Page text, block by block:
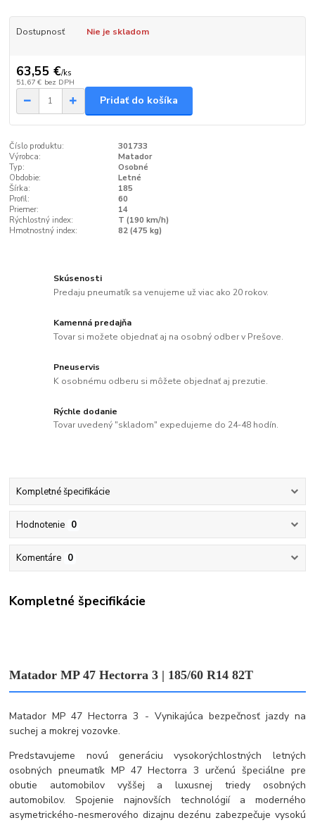
Dostupnosť Nie je skladom
63,55 €/ks
51,67 € bez DPH
Pridať do košíka
Číslo produktu:
301733
Výrobca:
Matador
Typ:
Osobné
Obdobie:
Letné
Šírka:
185
Profil:
60
Priemer:
14
Rýchlostný index:
T (190 km/h)
Hmotnostný index:
82 (475 kg)
Skúsenosti
Predaju pneumatík sa venujeme už viac ako 20 rokov.
Kamenná predajňa
Tovar si možete objednať aj na osobný odber v Prešove.
Pneuservis
K osobnému odberu si môžete objednať aj prezutie.
Rýchle dodanie
Tovar uvedený "skladom" expedujeme do 24-48 hodín.
Kompletné špecifikácie
Hodnotenie 0
Komentáre 0
Kompletné špecifikácie
Matador MP 47 Hectorra 3 | 185/60 R14 82T
Matador MP 47 Hectorra 3 - Vynikajúca bezpečnosť jazdy na
suchej a mokrej vozovke.
Predstavujeme novú generáciu vysokorýchlostných letných
osobných pneumatík MP 47 Hectorra 3 určenú špeciálne pre
obutie automobilov vyššej a luxusnej triedy osobných
automobilov. Spojenie najnovších technológií a moderného
asymetrického-nesmerového dizajnu dezénu zabezpečuje vysokú